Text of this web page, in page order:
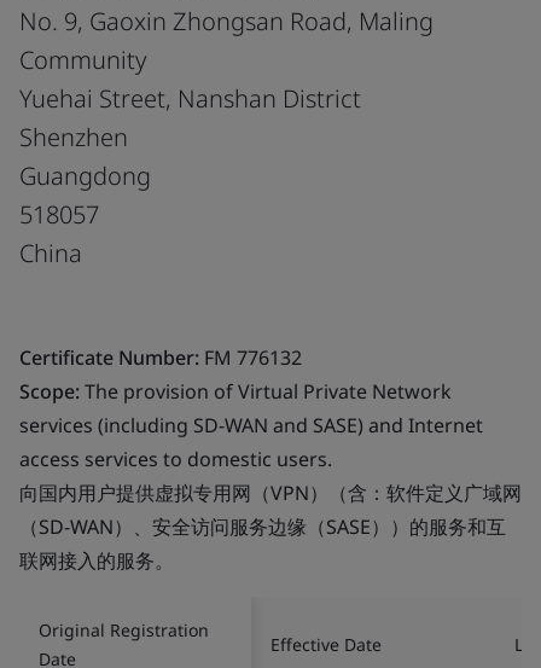
No. 9, Gaoxin Zhongsan Road, Maling
Community
Yuehai Street, Nanshan District
Shenzhen
Guangdong
518057
China
Certificate Number: FM 776132
Scope:The provision of Virtual Private Network
services (including SD-WAN and SASE) and Internet
access services to domestic users.
向国内用户提供虚拟专用网（VPN）（含：软件定义广域网
（SD-WAN）、安全访问服务边缘（SASE））的服务和互
联网接入的服务。
Original Registration
Date
Effective Date